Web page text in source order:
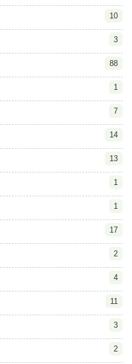
10
3
88
1
7
14
13
1
1
17
2
4
11
3
2